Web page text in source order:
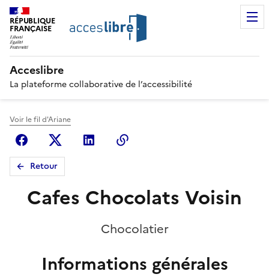
RÉPUBLIQUE
FRANÇAISE
Acceslibre
La plateforme collaborative de l’accessibilité
Voir le fil d'Ariane
FacebookX (anciennement Twitter)
Linkedin
Retour
Cafes Chocolats Voisin
Chocolatier
Informations générales